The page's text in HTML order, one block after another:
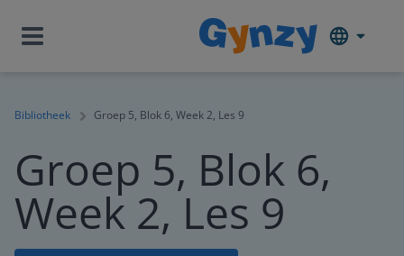
Bibliotheek Groep 5, Blok 6, Week 2, Les 9
Groep 5, Blok 6,
Week 2, Les 9